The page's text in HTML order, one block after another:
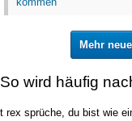
Mehr
So wird häufig
t rex sprüche, du bist wie